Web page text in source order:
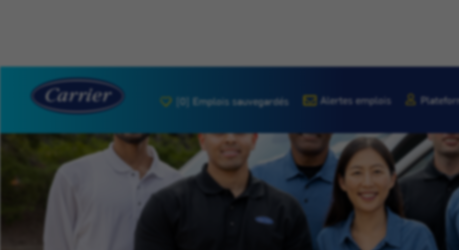
[0] Emplois sauvegardés Alertes emplois